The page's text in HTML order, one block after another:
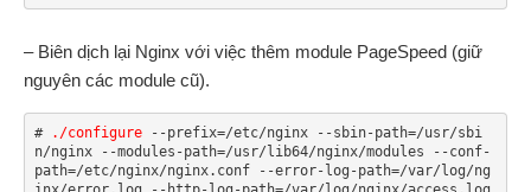
– Biên dịch lại Nginx với việc thêm module PageSpeed (giữ
nguyên các module cũ).
# ./configure --prefix=/etc/nginx --sbin-path=/usr/sbi
n/nginx --modules-path=/usr/lib64/nginx/modules --conf-
path=/etc/nginx/nginx.conf --error-log-path=/var/log/ng